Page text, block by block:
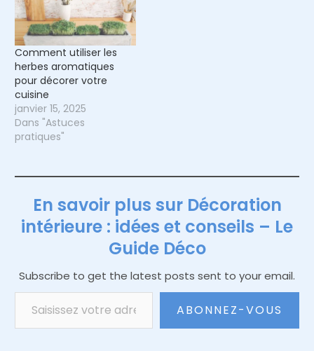
Comment utiliser les
herbes aromatiques
pour décorer votre
cuisine
janvier 15, 2025
Dans "Astuces
pratiques"
En savoir plus sur Décoration
intérieure : idées et conseils – Le
Guide Déco
Subscribe to get the latest posts sent to your email.
Saisissez votre adresse e-mail…
ABONNEZ-VOUS